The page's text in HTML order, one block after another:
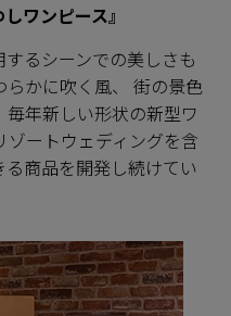
ワンピース』
るシーンでの美しさも
かに吹く風、 街の景色
年新しい形状の新型ワ
ゾートウェディングを含
商品を開発し続けてい